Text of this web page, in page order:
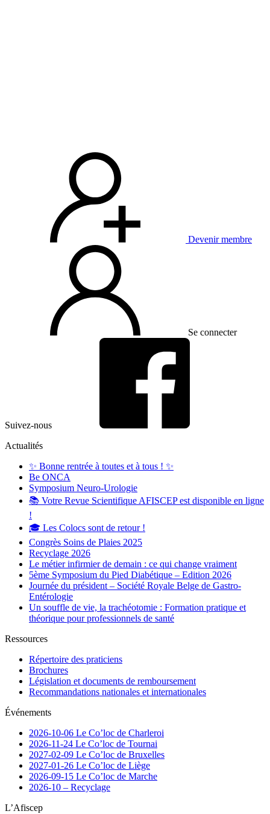
Devenir membre
Se connecter
Suivez-nous
Actualités
✨ Bonne rentrée à toutes et à tous ! ✨
Be ONCA
Symposium Neuro-Urologie
📚 Votre Revue Scientifique AFISCEP est disponible en ligne
!
🎓 Les Colocs sont de retour !
Congrès Soins de Plaies 2025
Recyclage 2026
Le métier infirmier de demain : ce qui change vraiment
5ème Symposium du Pied Diabétique – Edition 2026
Journée du président – Société Royale Belge de Gastro-
Entérologie
Un souffle de vie, la trachéotomie : Formation pratique et
théorique pour professionnels de santé
Ressources
Répertoire des praticiens
Brochures
Législation et documents de remboursement
Recommandations nationales et internationales
Événements
2026-10-06 Le Co’loc de Charleroi
2026-11-24 Le Co’loc de Tournai
2027-02-09 Le Co’loc de Bruxelles
2027-01-26 Le Co’loc de Liège
2026-09-15 Le Co’loc de Marche
2026-10 – Recyclage
L’Afiscep